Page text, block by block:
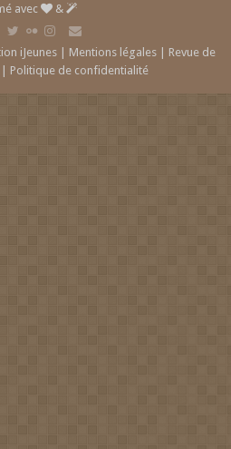
avec &
iJeunes | Mentions légales | Revue de
| Politique de confidentialité